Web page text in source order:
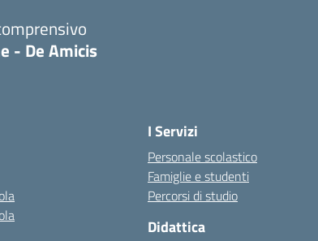
- De Amicis
I Servizi
Personale scolastico
Famiglie e studenti
Percorsi di studio
Didattica